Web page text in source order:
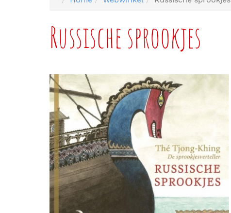
Russische sprookjes